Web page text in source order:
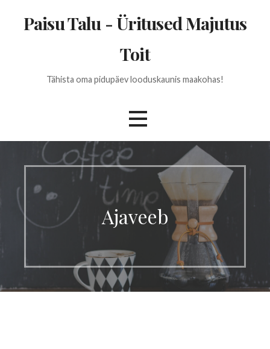
Paisu Talu - Üritused Majutus
Toit
Tähista oma pidupäev looduskaunis maakohas!
Ajaveeb